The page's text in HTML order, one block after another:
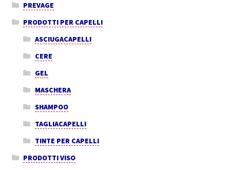
PREVAGE
PRODOTTI PER CAPELLI
ASCIUGACAPELLI
CERE
GEL
MASCHERA
SHAMPOO
TAGLIACAPELLI
TINTE PER CAPELLI
PRODOTTI VISO